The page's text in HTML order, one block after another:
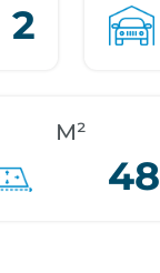
2
M²
48